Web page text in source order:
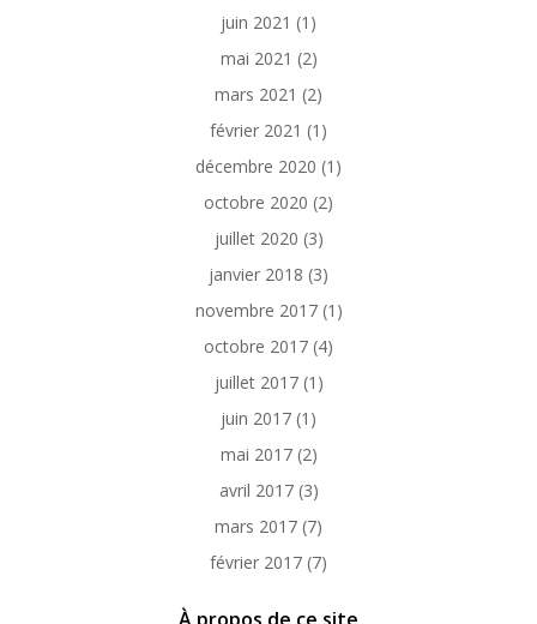
juin 2021 (1)
mai 2021 (2)
mars 2021 (2)
février 2021 (1)
décembre 2020 (1)
octobre 2020 (2)
juillet 2020 (3)
janvier 2018 (3)
novembre 2017(1)
octobre 2017 (4)
juillet 2017(1)
juin 2017 (1)
mai 2017(2)
avril 2017(3)
mars 2017 (7)
février 2017 (7)